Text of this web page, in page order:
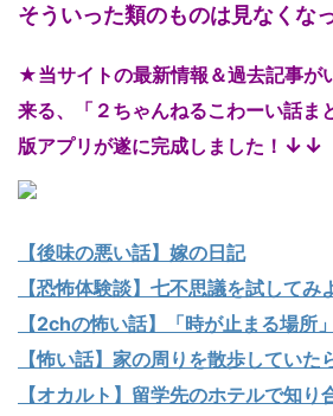
そういった類のものは見なくなっ
★当サイトの最新情報＆過去記事が
来る、「２ちゃんねるこわーい話ま
版アプリが遂に完成しました！ ↓↓
【後味の悪い話】嫁の日記
【恐怖体験談】七不思議を試してみ
【2chの怖い話】「時が止まる場所
【怖い話】家の周りを散歩していた
【オカルト】留学先のホテルで知り